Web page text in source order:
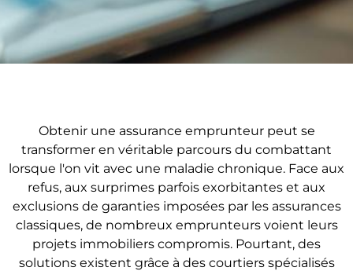
Obtenir une assurance emprunteur peut se
transformer en véritable parcours du combattant
lorsque l'on vit avec une maladie chronique. Face aux
refus, aux surprimes parfois exorbitantes et aux
exclusions de garanties imposées par les assurances
classiques, de nombreux emprunteurs voient leurs
projets immobiliers compromis. Pourtant, des
solutions existent grâce à des courtiers spécialisés